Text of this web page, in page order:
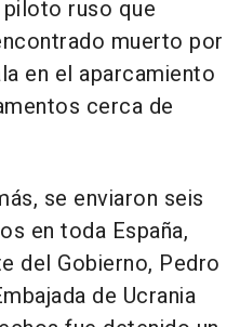
ruso que
muerto por
en el aparcamiento
cerca de
se enviaron seis
en toda España,
del Gobierno, Pedro
de Ucrania